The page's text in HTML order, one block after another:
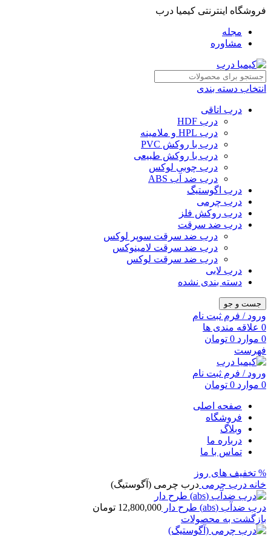
فروشگاه اینترنتی کیمیا درب
مجله
مشاوره
انتخاب دسته بندی
درب اتاقی
درب HDF
درب HPL و ملامینه
درب با روکش PVC
درب با روکش طبیعی
درب چوبی لوکس
درب ضد آب ABS
درب اگوستیگ
درب چرمی
درب روکش فلز
درب ضد سرقت
درب ضد سرقت سوپر لوکس
درب ضد سرقت لامینوکس
درب ضد سرقت لوکس
درب لابی
دسته بندی نشده
جست و جو
ورود / فرم ثبت نام
0 علاقه مندی ها
0 موارد 0 تومان
فهرست
ورود / فرم ثبت نام
0 موارد 0 تومان
صفحه اصلی
فروشگاه
وبلاگ
درباره ما
تماس با ما
% تخفیف های روز
خانه درب چرمی درب چرمی (آگوستیگ)
درب ضدآب (abs) طرح دار 12,800,000 تومان
بازگشت به محصولات